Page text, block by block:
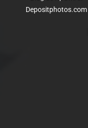
Depositphotos.com